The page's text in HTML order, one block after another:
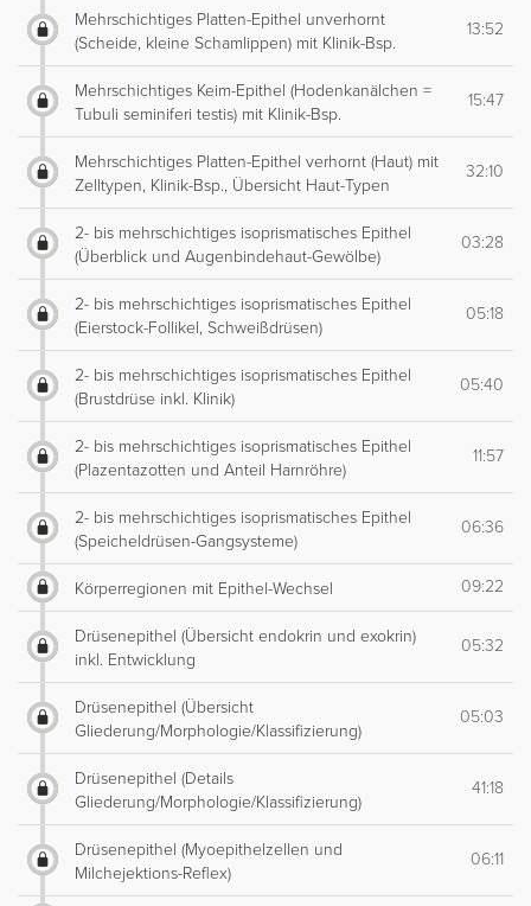
Mehrschichtiges Platten-Epithel unverhornt
(Scheide, kleine Schamlippen) mit Klinik-Bsp.
13:52
Mehrschichtiges Keim-Epithel (Hodenkanälchen =
Tubuli seminiferi testis) mit Klinik-Bsp.
15:47
Mehrschichtiges Platten-Epithel verhornt (Haut) mit
Zelltypen, Klinik-Bsp., Übersicht Haut-Typen
32:10
2- bis mehrschichtiges isoprismatisches Epithel
(Überblick und Augenbindehaut-Gewölbe)
03:28
2- bis mehrschichtiges isoprismatisches Epithel
(Eierstock-Follikel, Schweißdrüsen)
05:18
2- bis mehrschichtiges isoprismatisches Epithel
(Brustdrüse inkl. Klinik)
05:40
2- bis mehrschichtiges isoprismatisches Epithel
(Plazentazotten und Anteil Harnröhre)
11:57
2- bis mehrschichtiges isoprismatisches Epithel
(Speicheldrüsen-Gangsysteme)
06:36
Körperregionen mit Epithel-Wechsel 09:22
Drüsenepithel (Übersicht endokrin und exokrin)
inkl. Entwicklung
05:32
Drüsenepithel (Übersicht
Gliederung/Morphologie/Klassifizierung)
05:03
Drüsenepithel (Details
Gliederung/Morphologie/Klassifizierung)
41:18
Drüsenepithel (Myoepithelzellen und
Milchejektions-Reflex)
06:11